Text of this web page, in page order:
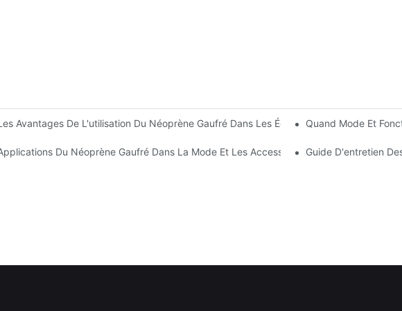
Avantages De L'utilisation Du Néoprène Gaufré Dans Les Équipements Sportifs
Quand Mode Et
De Plein AirDu Néoprène Gaufré Dans La Mode Et Les Accessoires Guide D'entretien